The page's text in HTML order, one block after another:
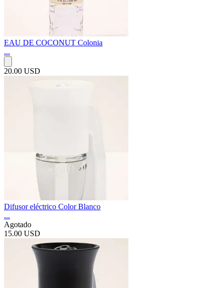
EAU DE COCONUT Colonia
...
20.00 USD
Difusor eléctrico Color Blanco
...
Agotado
15.00 USD